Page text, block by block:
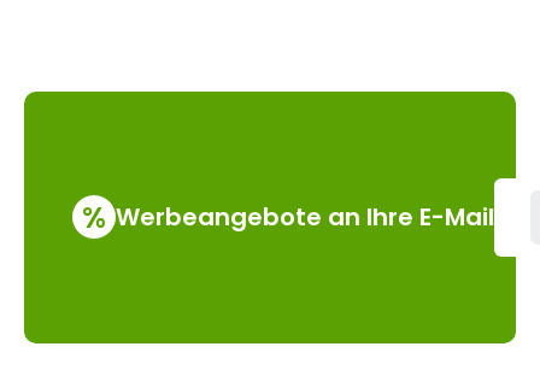
% Werbeangebote an Ihre E-Mail